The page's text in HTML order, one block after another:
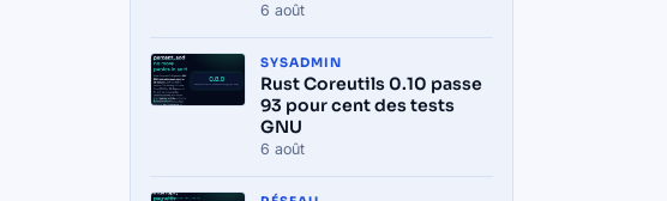
6 août
SYSADMIN
Rust Coreutils 0.10 passe
93 pour cent des tests
GNU
6 août